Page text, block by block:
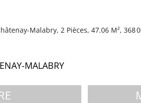
Malabry, 2 Pièces, 47.06 M², 368
MALABRY